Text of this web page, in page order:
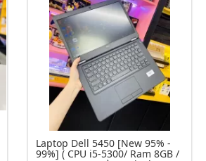
Laptop Dell 5450 [New 95% -
99%] ( CPU i5-5300/ Ram 8GB /